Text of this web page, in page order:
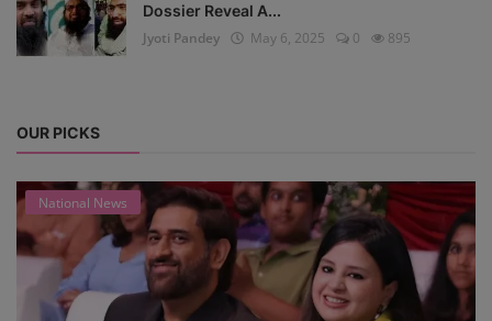
Dossier Reveal A...
Jyoti Pandey
May 6, 2025 0 895
OUR PICKS
National News